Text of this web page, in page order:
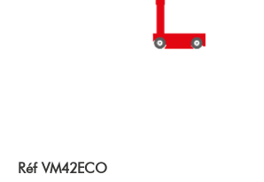
Réf VM42ECO